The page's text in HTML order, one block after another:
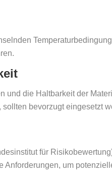
und die Haltbarkeit der
bevorzugt eingesetzt
für
um